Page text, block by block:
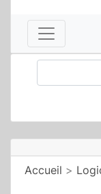
Accueil >